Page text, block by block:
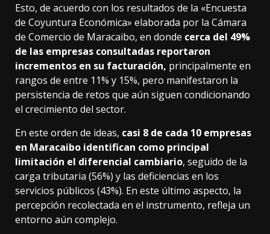
Esto, de acuerdo con los resultados de la «Encuesta
de Coyuntura Económica» elaborada por la Cámara
de Comercio de Maracaibo, en donde cerca del 49%
de las empresas consultadas reportaron
incrementos en su facturación, principalmente en
rangos de entre 11% y 15%, pero manifestaron la
persistencia de retos que aún siguen condicionando
el crecimiento del sector.
En este orden de ideas, casi 8 de cada 10 empresas
en Maracaibo identifican como principal
limitación el diferencial cambiario, seguido de la
carga tributaria (56%) y las deficiencias en los
servicios públicos (43%). En este último aspecto, la
percepción recolectada en el instrumento, refleja un
entorno aún complejo.